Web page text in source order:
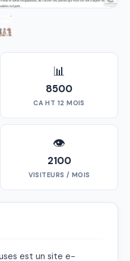
📊
8500
CA HT 12 MOIS
👁
2100
VISITEURS / MOIS
est un site e-